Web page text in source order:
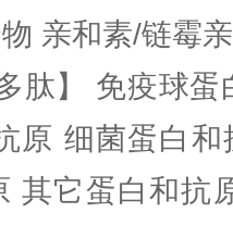
亲和素/链霉
肽】 免疫球
原 细菌蛋白
其它蛋白和抗